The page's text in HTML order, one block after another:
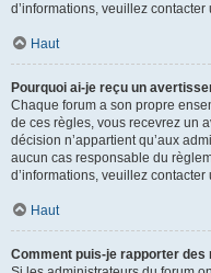
d’informations, veuillez
Haut
Pourquoi ai-je reçu un
Chaque forum a son propre
de ces règles, vous recevrez un
décision n’appartient qu’aux
aucun cas responsable du
d’informations, veuillez
Haut
Comment puis-je rapporter